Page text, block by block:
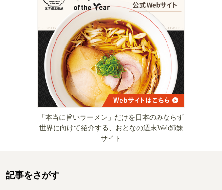
「本当に旨いラーメン」だけを日本のみならず
世界に向けて紹介する、おとなの週末Web姉妹
サイト
記事をさがす